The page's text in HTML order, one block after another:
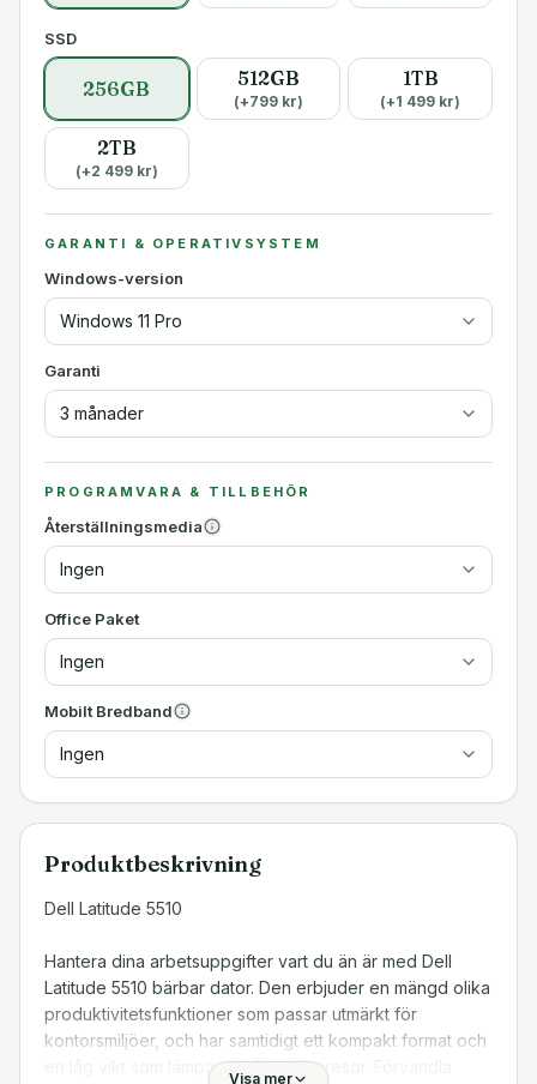
SSD
256GB 512GB
(+799kr)
1TB
(+1 499 kr)
2TB
(+2 499kr)
GARANTI & OPERATIVSYSTEM
Windows-version
Windows 11 Pro
Garanti
3 månader
PROGRAMVARA & TILLBEHÖR
Återställningsmedia
Ingen
Office Paket
Ingen
Mobilt Bredband
Ingen
Produktbeskrivning
Dell Latitude 5510
Hantera dina arbetsuppgifter vart du än är med Dell
Latitude 5510 bärbar dator. Den erbjuder en mängd olika
produktivitetsfunktioner som passar utmärkt för
kontorsmiljöer, och har samtidigt ett kompakt format och
en låg vikt som lämpar sig för affärsresor. Förvandla
Visa mer